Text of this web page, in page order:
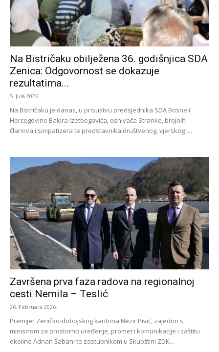
Na Bistričaku obilježena 36. godišnjica SDA
Zenica: Odgovornost se dokazuje
rezultatima...
5. Jula 2026.
Na Bistričaku je danas, u prisustvu predsjednika SDA Bosne i
Hercegovine Bakira Izetbegovića, osnivača Stranke, brojnih
članova i simpatizera te predstavnika društvenog, vjerskog i...
Završena prva faza radova na regionalnoj
cesti Nemila – Teslić
26. Februara 2026.
Premijer Zeničko-dobojskog kantona Nezir Pivić, zajedno s
ministrom za prostorno uređenje, promet i komunikacije i zaštitu
okoline Adnan Šabani te zastupnikom u Skupštini ZDK...